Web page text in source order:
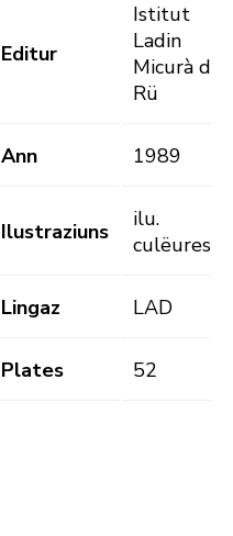
Editur
Istitut
Ladin
Micurà de
Rü
Ann 1989
Ilustraziuns
ilu.
culëures
Lingaz LAD
Plates 52